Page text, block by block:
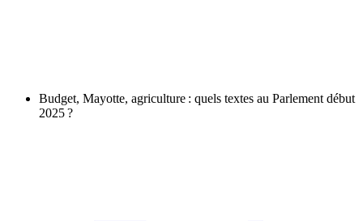
Budget, Mayotte, agriculture : quels textes au Parlement début
2025 ?